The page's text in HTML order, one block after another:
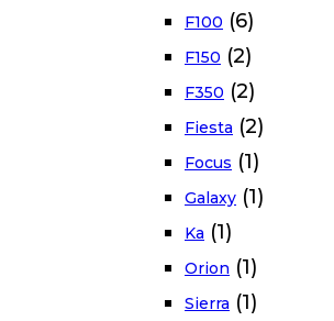
F100 (6)
F150 (2)
F350 (2)
Fiesta (2)
Focus (1)
Galaxy (1)
Ka (1)
Orion (1)
Sierra (1)